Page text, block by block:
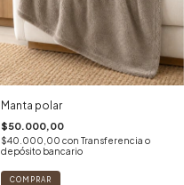
Manta polar
$50.000,00
$40.000,00 con Transferencia o
depósito bancario